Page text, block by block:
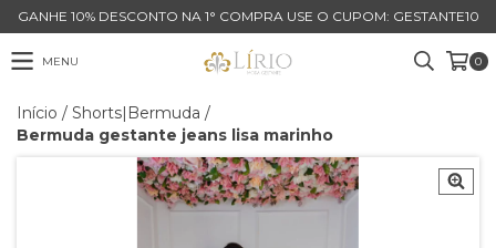
GANHE 10% DESCONTO NA 1° COMPRA USE O CUPOM: GESTANTE10
MENU 0
Início / Shorts|Bermuda /
Bermuda gestante jeans lisa marinho